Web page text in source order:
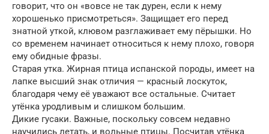
говорит, что он «вовсе не так дурен, если к нему
хорошенько присмотреться». Защищает его перед
знатной уткой, клювом разглаживает ему пёрышки. Но
со временем начинает относиться к нему плохо, говоря
ему обидные фразы.
Старая утка. Жирная птица испанской породы, имеет на
лапке высший знак отличия — красный лоскуток,
благодаря чему её уважают все остальные. Считает
утёнка уродливым и слишком большим.
Дикие гусаки. Важные, поскольку совсем недавно
научились летать, и вольные птицы. Посчитав утёнка